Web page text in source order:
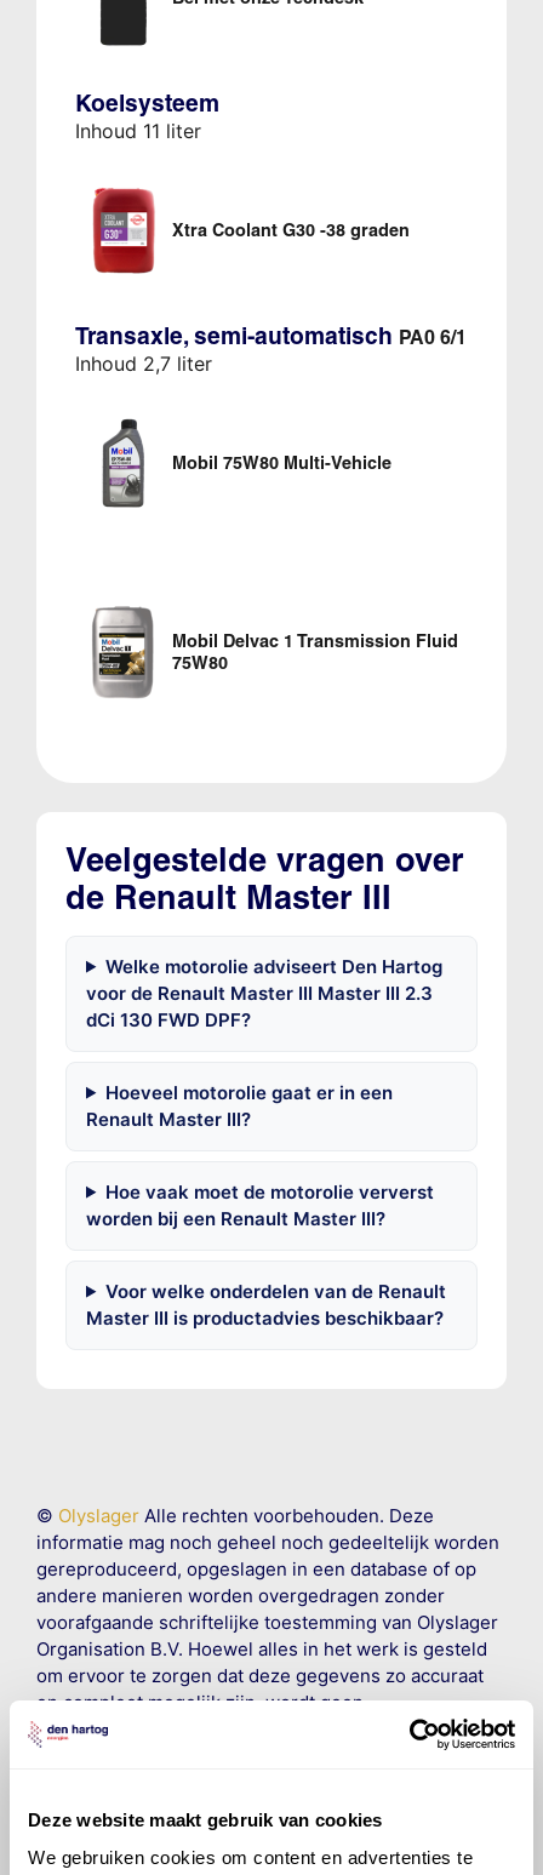
Deze website maakt gebruik van cookies
We gebruiken cookies om content en advertenties te
Koelsysteem
Inhoud 11 liter
Xtra Coolant G30 -38 graden
Transaxle, semi-automatisch PA0 6/1
Inhoud 2,7 liter
Mobil 75W80 Multi-Vehicle
Mobil Delvac 1 Transmission Fluid
75W80
Veelgestelde vragen over
de Renault Master III
Welke motorolie adviseert Den Hartog
voor de Renault Master III Master III 2.3
dCi 130 FWD DPF?
Hoeveel motorolie gaat er in een
Renault Master III?
Hoe vaak moet de motorolie ververst
worden bij een Renault Master III?
Voor welke onderdelen van de Renault
Master III is productadvies beschikbaar?
© OlyslagerAlle rechten voorbehouden. Deze
informatie mag noch geheel noch gedeeltelijk worden
gereproduceerd, opgeslagen in een database of op
andere manieren worden overgedragen zonder
voorafgaande schriftelijke toestemming van Olyslager
Organisation B.V. Hoewel alles in het werk is gesteld
om ervoor te zorgen dat deze gegevens zo accuraat
en compleet mogelijk zijn, wordt geen
aansprakelijkheid aanvaard, anders dan waartoe een
wettelijke verplichting bestaat, voor schade of verlies
informatie. Door deze olieaanbevelingsinformatie te
raadplegen en te gebruiken erkent de gebruiker dat
hij/zij de ervaring, de kennis en het vermogen heeft